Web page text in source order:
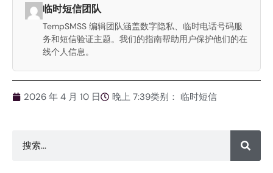
临时短信团队
TempSMSS 编辑团队涵盖数字隐私、临时电话号码服
务和短信验证主题。我们的指南帮助用户保护他们的在
线个人信息。
2026 年 4 月 10 日 晚上 7:39类别： 临时短信